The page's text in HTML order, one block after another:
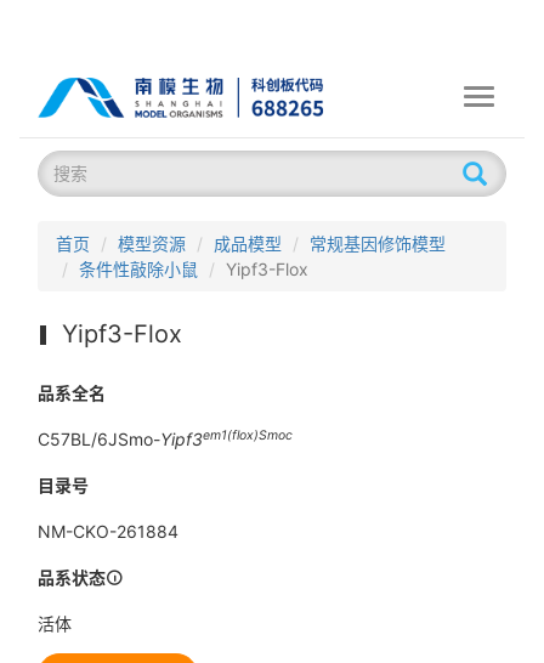
Toggle
首页 模型资源 成品模型
常规基因修饰模型
条件性敲除小鼠
Yipf3-Flox
Yipf3-Flox
品系全名
C57BL/6JSmo-Yipf3em1(flox)Smoc
目录号
NM-CKO-261884
品系状态
活体